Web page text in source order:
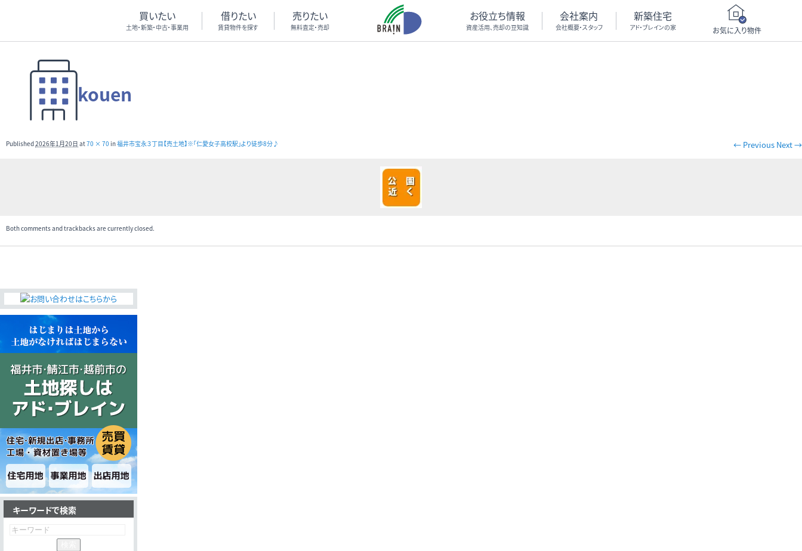
買いたい
土地・新築・中古・事業用
借りたい
賃貸物件を探す
売りたい
無料査定・売却
お役立ち情報
資産活用、売却の豆知識
会社案内
会社概要・スタッフ
新築住宅
アド・ブレインの家 お気に入り物件
kouen
Published2026年1月20日 at70 × 70 in福井市宝永３丁目【売土地】※｢仁愛女子高校駅｣より徒歩8分♪ ← Previous Next →
Both comments and trackbacks are currently closed.
キーワードで検索